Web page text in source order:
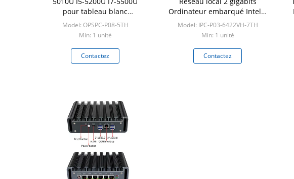
pour tableau blanc
électronique
Model: OPSPC-P08-5TH
Min: 1 unité
Contactez
Ordinateur embarqué Intel®
7e génération i3 i5 i7 /
Celeron® 3865U
Model: IPC-P03-6422VH-7TH
Min: 1 unité
Contactez